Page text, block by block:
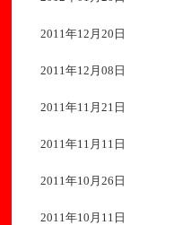
2011年12月20日
2011年12月08日
2011年11月21日
2011年11月11日
2011年10月26日
2011年10月11日